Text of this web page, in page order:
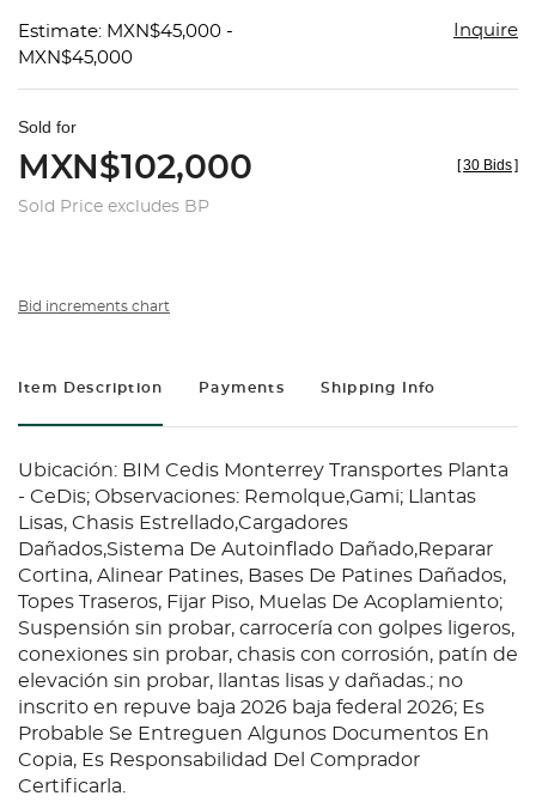
Estimate: MXN$45,000 -
MXN$45,000
Inquire
Sold for
MXN$102,000
Sold Price excludes BP
[30 Bids]
Bid increments chart
Item Description Payments Shipping Info
Ubicación: BIM Cedis Monterrey Transportes Planta
- CeDis; Observaciones: Remolque,Gami; Llantas
Lisas, Chasis Estrellado,Cargadores
Dañados,Sistema De Autoinflado Dañado,Reparar
Cortina, Alinear Patines, Bases De Patines Dañados,
Topes Traseros, Fijar Piso, Muelas De Acoplamiento;
Suspensión sin probar, carrocería con golpes ligeros,
conexiones sin probar, chasis con corrosión, patín de
elevación sin probar, llantas lisas y dañadas.; no
inscrito en repuve baja 2026 baja federal 2026; Es
Probable Se Entreguen Algunos Documentos En
Copia, Es Responsabilidad Del Comprador
Certificarla.